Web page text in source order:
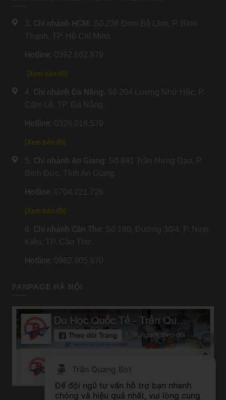
3. Chi nhánh HCM : Số 236 Đinh Bộ Lĩnh, P. Bình
Thạnh, TP. Hồ Chí Minh
Hotline: 0392.662.979
[Xem bản đồ]
4. Chi nhánh Đà Nẵng: Số 204 Lương Nhữ Hộc, P.
Cẩm Lệ, TP. Đà Nẵng.
Hotline: 0326.016.579
Xem bản đồ
5. Chi nhánh An Giang: Số 841 Trần Hưng Đạo, P.
Bình Đức, Tỉnh An Giang.
Hotline: 0704.721.726
Xem bản đồ
6. Chi nhánh Cần Thơ: Số 160, Đường 30/4, P. Ninh
Kiều, TP. Cần Thơ.
Hotline: 0982.905.670
FANPAGE HÀ NỘI
Trần Quang Bot
Để đội ngũ tư vấn hỗ trợ bạn nhanh
chóng và hiệu quả nhất, vui lòng cung